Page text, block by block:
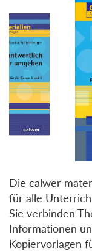
Die calwer
für alle
Sie verbinden
Informationen
Kopiervorlagen